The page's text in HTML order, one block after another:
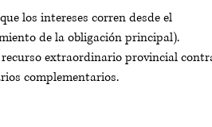
los intereses corren desde el
de la obligación principal).
extraordinario provincial
complementarios.